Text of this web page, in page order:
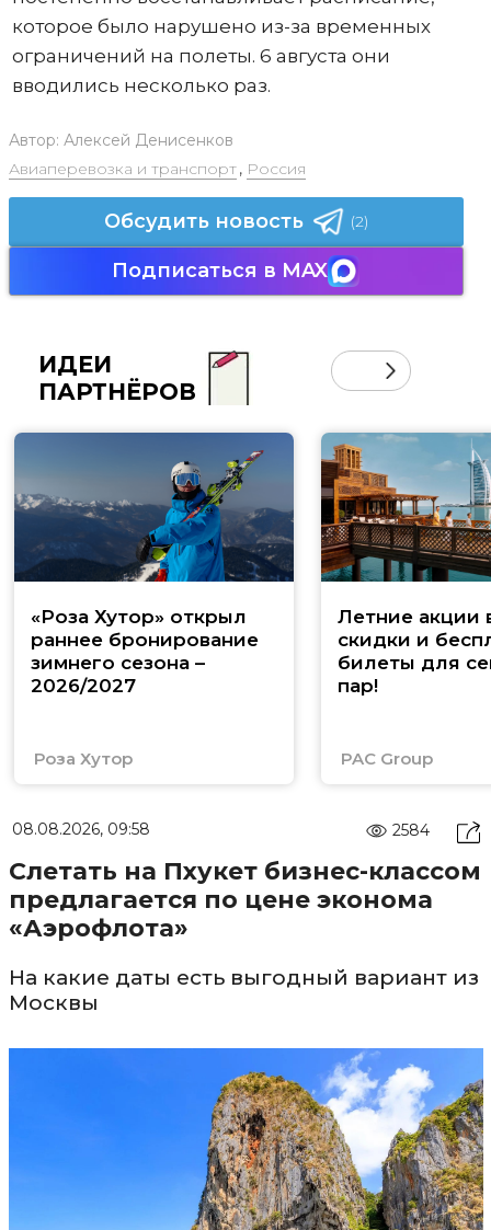
которое было нарушено из-за временных
ограничений на полеты. 6 августа они
вводились несколько раз.
Автор: Алексей Денисенков
Авиаперевозка и транспорт, Россия
Обсудить новость (2)
Подписаться в MAX
ИДЕИ
ПАРТНЁРОВ
«Роза Хутор» открыл
раннее бронирование
зимнего сезона –
2026/2027
Роза Хутор
Летние акции
скидки и
билеты для
пар!
PAC Group
08.08.2026, 09:58 2584
Слетать на Пхукет бизнес-классом
предлагается по цене эконома
«Аэрофлота»
На какие даты есть выгодный вариант из
Москвы